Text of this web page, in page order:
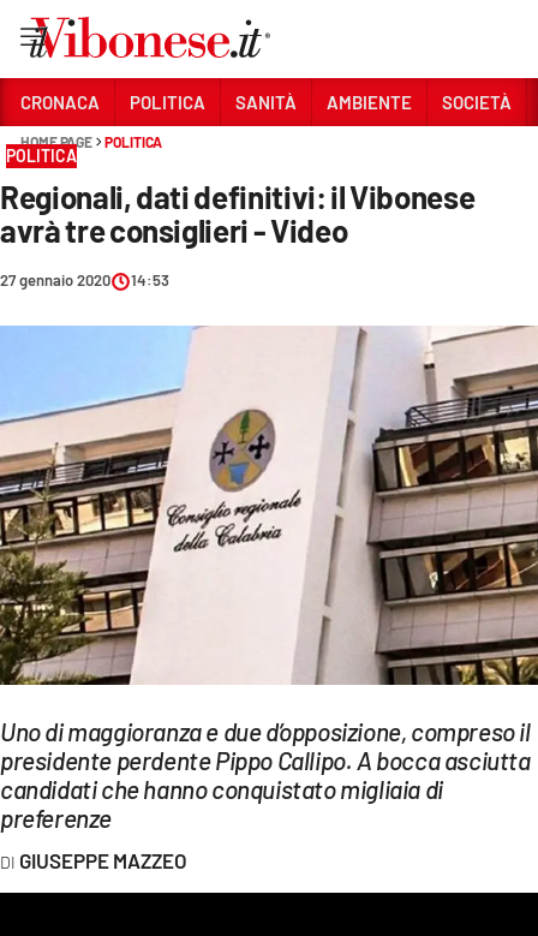
Sezioni
CRONACA
POLITICA
SANITÀ
SOCIETÀ
CULTURA
ECONOMIA E LAVORO
EVENTI
SPORT
Streaming
LAC NETWORK
LAC ONAIR
LaC
CRONACA POLITICA SANITÀ AMBIENTE SOCIETÀ
HOME PAGE POLITICA
POLITICA
Regionali, dati definitivi: il Vibonese
avrà tre consiglieri - Video
27 gennaio 2020 14:53
Uno di maggioranza e due d’opposizione, compreso il
presidente perdente Pippo Callipo. A bocca asciutta
candidati che hanno conquistato migliaia di
preferenze
GIUSEPPE MAZZEO